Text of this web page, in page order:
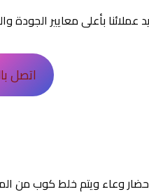
اتصل
وعاء ويتم خلط كوب من